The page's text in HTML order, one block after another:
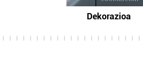
Dekorazioa